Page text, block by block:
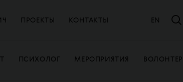
ПРОЕКТЫ КОНТАКТЫ
ПСИХОЛОГ МЕРОПРИЯТИЯ
EN